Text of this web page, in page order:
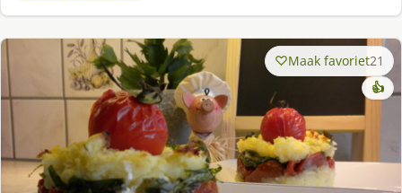
Maak favoriet21
👍